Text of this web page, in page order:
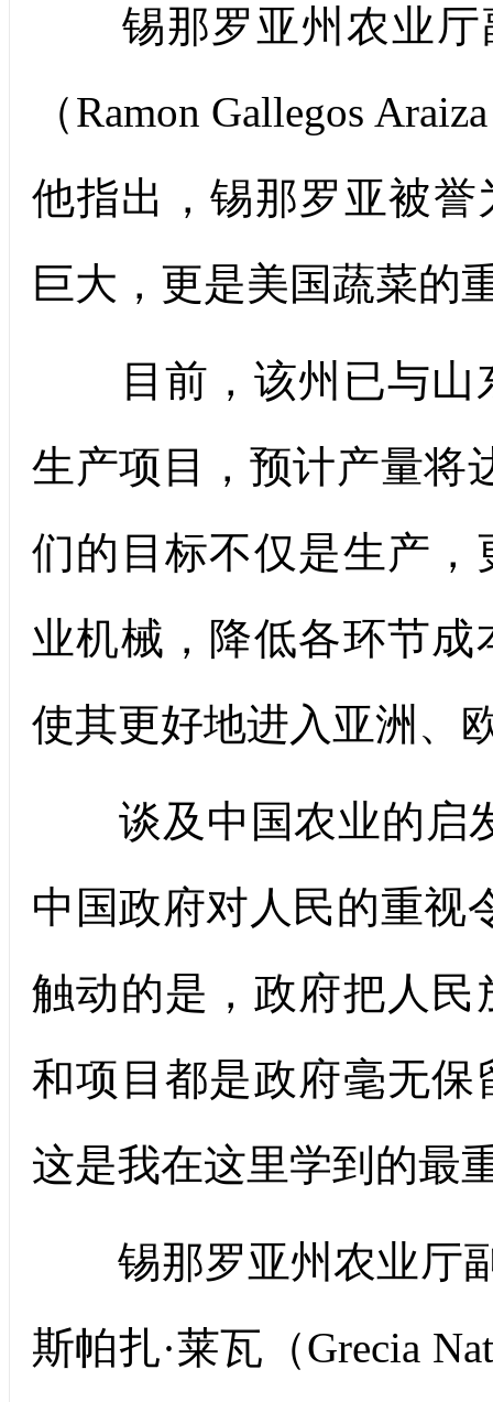
锡那罗亚州农业厅
（Ramon Gallegos
他指出，锡那罗亚被誉
巨大，更是美国蔬菜的
目前，该州已与山
生产项目，预计产量将
们的目标不仅是生产
业机械，降低各环节
使其更好地进入亚洲、
谈及中国农业的启发
中国政府对人民的重视
触动的是，政府把人
和项目都是政府毫无
这是我在这里学到的最
锡那罗亚州农业厅副
斯帕扎·莱瓦（Grecia